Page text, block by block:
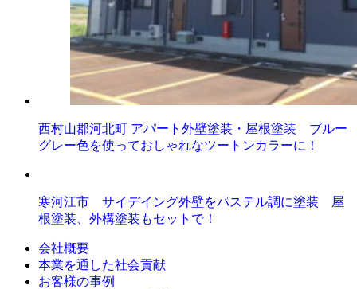
西村山郡河北町 アパート外壁塗装・屋根塗装 ブルー
グレー色を使っておしゃれなツートンカラーに！
寒河江市 サイデイング外壁をパステル調に塗装 屋
根塗装、外構塗装もセットで！
会社概要
本業を通した社会貢献
お客様の事例